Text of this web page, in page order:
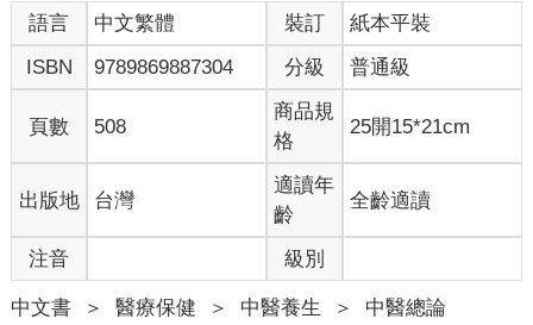
語言 中文繁體 裝訂
紙本平裝
ISBN
9789869887304 分級 普通級
頁數 508
商品規
格
25開15*21cm
出版地 台灣
適讀年
齡
全齡適讀
注音 級別
中文書 ＞ 醫療保健 ＞ 中醫養生 ＞ 中醫總論